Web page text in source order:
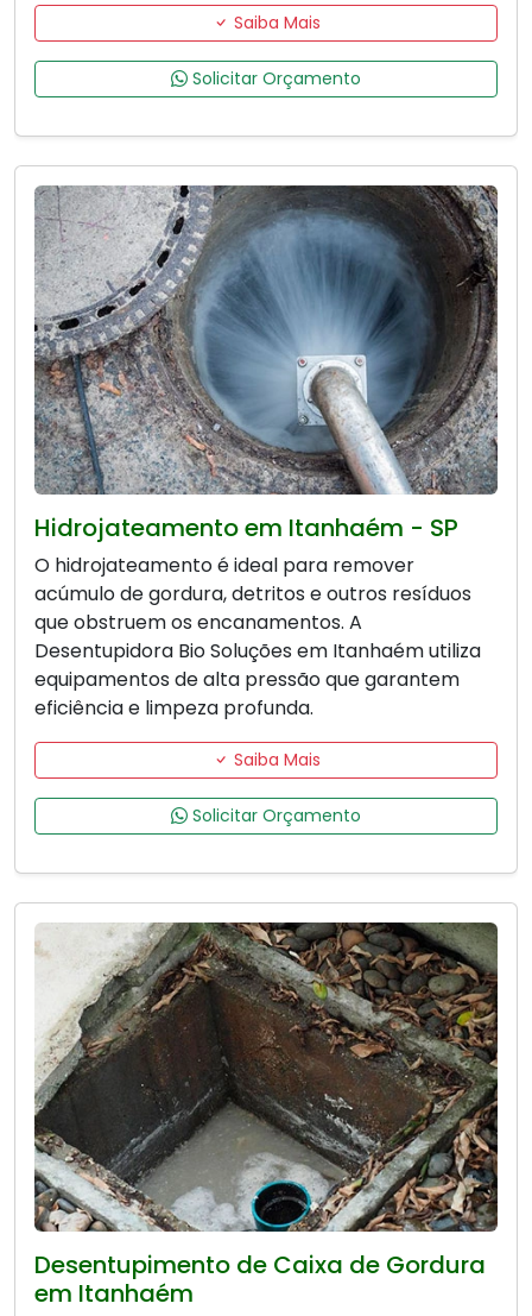
Saiba Mais
Solicitar Orçamento
Hidrojateamento em Itanhaém - SP
O hidrojateamento é ideal para remover
acúmulo de gordura, detritos e outros resíduos
que obstruem os encanamentos. A
Desentupidora Bio Soluções em Itanhaém utiliza
equipamentos de alta pressão que garantem
eficiência e limpeza profunda.
Saiba Mais
Solicitar Orçamento
Desentupimento de Caixa de Gordura
em Itanhaém